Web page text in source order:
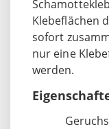
Klebeflächen
sofort
nur eine
werden.